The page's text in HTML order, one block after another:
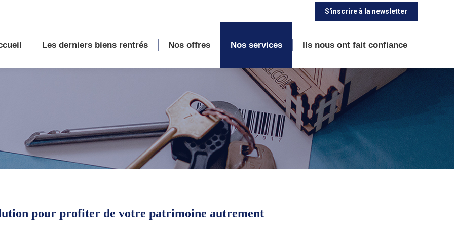
S'inscrire à la newsletter
Les derniers biens rentrés Nos offres Nos services Ils nous ont fait confiance
pour profiter de votre patrimoine autrement